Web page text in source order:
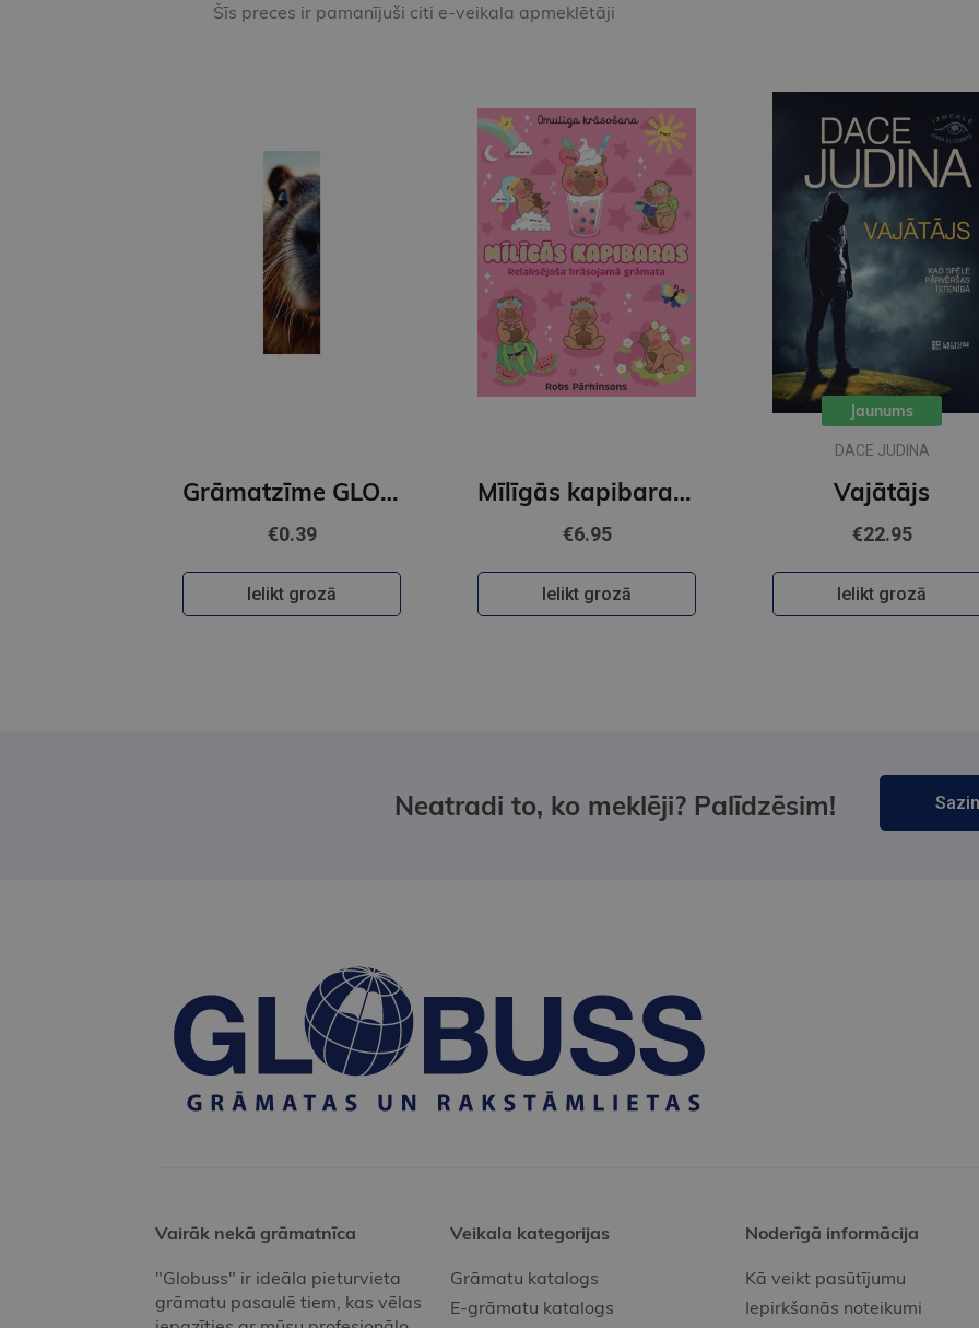
Šīs preces ir pamanījuši citi e-veikala apmeklētāji
Grāmatzīme GLOBUSS - Kapibara
€0.39
Ielikt grozā
Mīlīgās kapibaras. Omulīga krāsošana. Relaksējoša krāsojamā grāmata
€6.95
Ielikt grozā
Jaunums
DACE JUDINA
Vajātājs
€22.95
Ielikt grozā
Neatradi to, ko meklēji? Palīdzēsim!
Vairāk nekā grāmatnīca
"Globuss" ir ideāla pieturvieta
grāmatu pasaulē tiem, kas vēlas
Veikala kategorijas
Grāmatu katalogs
E-grāmatu katalogs
Noderīgā informācija
Kā veikt pasūtījumu
Iepirkšanās noteikumi